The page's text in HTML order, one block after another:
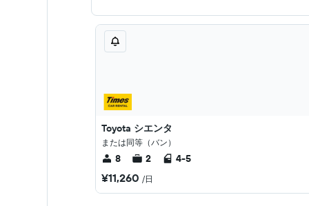
Toyota シエンタ
または同等（バン）
8 2 4-5
¥11,260 /日